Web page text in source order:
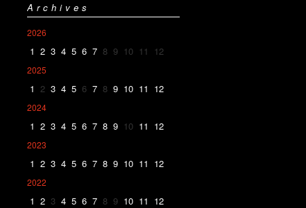
Archives
2026
1 2 3 4 5 6 7 8 9 10 11 12
2025
1 2 3 4 5 6 7 8 9 10 11 12
2024
1 2 3 4 5 6 7 8 9 10 11 12
2023
1 2 3 4 5 6 7 8 9 10 11 12
2022
1 2 3 4 5 6 7 8 9 10 11 12